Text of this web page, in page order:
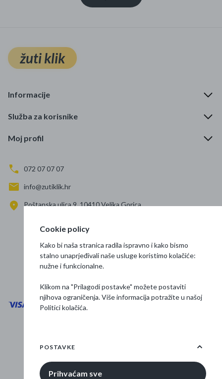
žuti klik
Informacije
Služba za korisnike
Moj profil
072 07 07 07
info@zutiklik.hr
Poštanska ulica 9, 10410 Velika Gorica
Prati nas
Osnovne informacije
Cookie policy
Kako bi naša stranica radila ispravno i kako bismo
stalno unaprjeđivali naše usluge koristimo kolačiće:
nužne i funkcionalne.
Klikom na "Prilagodi postavke" možete postaviti
njihova ograničenja. Više informacija potražite u našoj
Politici kolačića.
POSTAVKE
Prihvaćam sve